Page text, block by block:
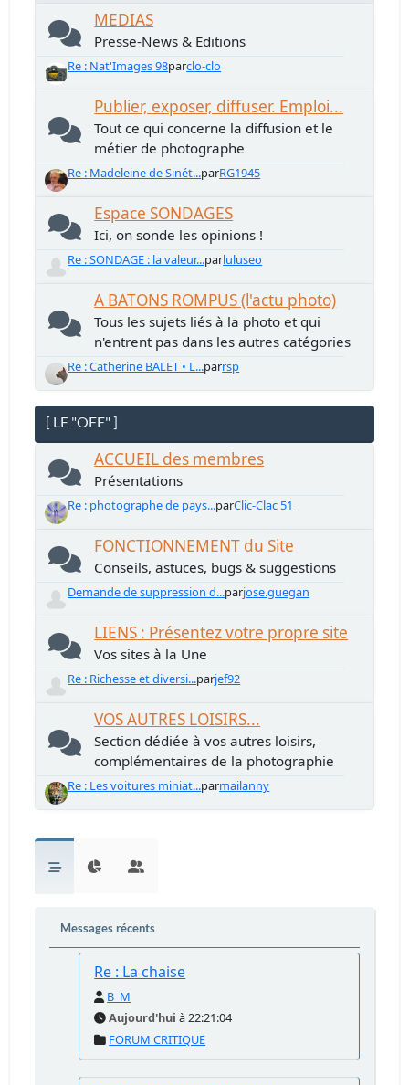
MEDIAS
Presse-News & Editions
Re : Nat'Images 98parclo-clo
Publier, exposer, diffuser. Emploi...
Tout ce qui concerne la diffusion et le
métier de photographe
Re : Madeleine de Sinét...parRG1945
Espace SONDAGES
Ici, on sonde les opinions !
Re : SONDAGE : la valeur...parluluseo
A BATONS ROMPUS (l'actu photo)
Tous les sujets liés à la photo et qui
n'entrent pas dans les autres catégories
Re : Catherine BALET • L...parrsp
[ LE "OFF" ]
ACCUEIL des membres
Présentations
Re : photographe de pays...parClic-Clac 51
FONCTIONNEMENT du Site
Conseils, astuces, bugs & suggestions
Demande de suppression d...parjose.guegan
LIENS : Présentez votre propre site
Vos sites à la Une
Re : Richesse et diversi...parjef92
VOS AUTRES LOISIRS...
Section dédiée à vos autres loisirs,
complémentaires de la photographie
Re : Les voitures miniat...parmailanny
Messages récents
Re : La chaise
B_M
Aujourd'hui à 22:21:04
FORUM CRITIQUE